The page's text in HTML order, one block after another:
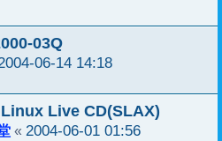
03Q
06-14 14:18
Live CD(SLAX)
« 2004-06-01 01:56